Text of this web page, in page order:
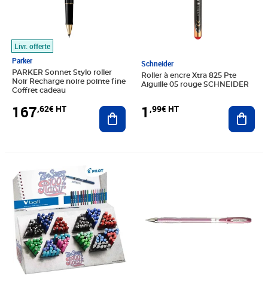
Livr. offerte
Parker
PARKER Sonnet Stylo roller
Noir Recharge noire pointe fine
Coffret cadeau
167,62€ HT Ajouter au panier
Schneider
Roller à encre Xtra 825 Pte
Aiguille 05 rouge SCHNEIDER
1 ,99€ HT
Prix 313,48€ HT